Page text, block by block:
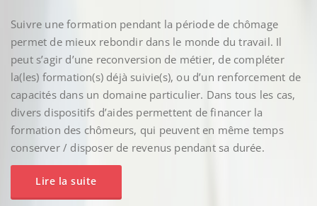
Suivre une formation pendant la période de chômage
permet de mieux rebondir dans le monde du travail. Il
peut s’agir d’une reconversion de métier, de compléter
la(les) formation(s) déjà suivie(s), ou d’un renforcement de
capacités dans un domaine particulier. Dans tous les cas,
divers dispositifs d’aides permettent de financer la
formation des chômeurs, qui peuvent en même temps
conserver / disposer de revenus pendant sa durée.
Lire la suite